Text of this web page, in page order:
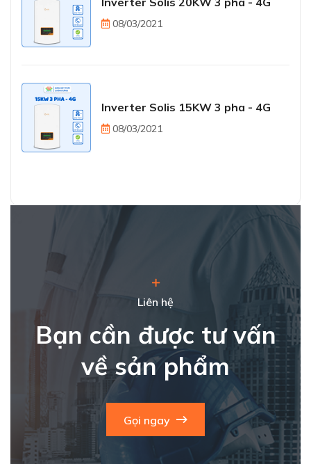
08/03/2021
Inverter Solis 15KW 3 pha - 4G
08/03/2021
Liên hệ
Bạn cần được tư vấn
về sản phẩm
Gọi ngay